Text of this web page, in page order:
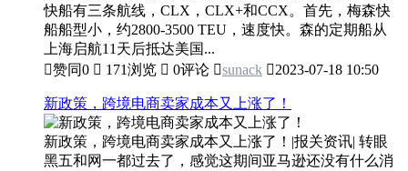
快船有三条航线，CLX，CLX+和CCX。首先，梅森快
船船型小，约2800-3500 TEU，速度快。森的定期船从
上海启航11天后抵达美国...
赞同0  171浏览  0评论 sunack 2023-07-18 10:50
新政策，跨境电商卖家成本又上涨了！
新政策，跨境电商卖家成本又上涨了！|报关资讯| 转眼
黑五和网一都过去了，感觉这期间亚马逊还没有什么消